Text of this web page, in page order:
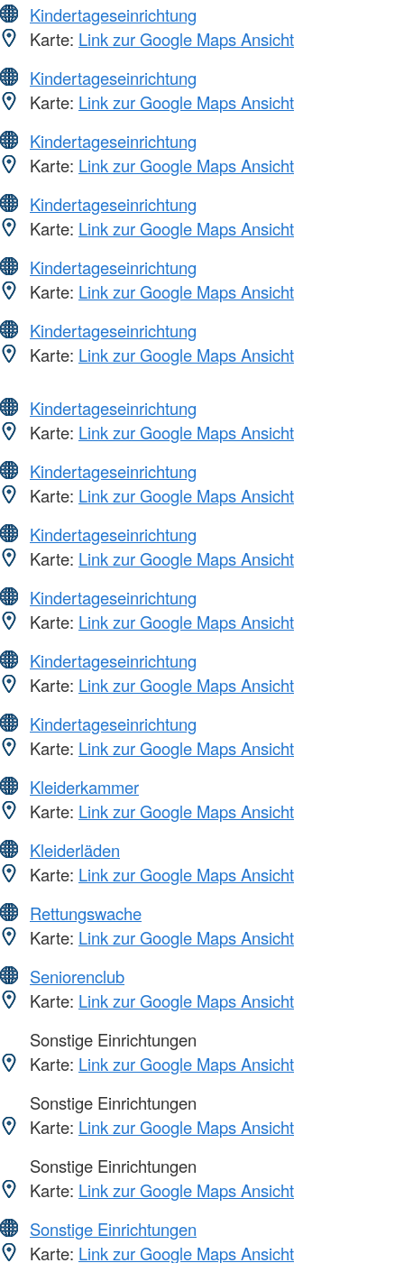
Kindertageseinrichtung
Karte: Link zur Google Maps Ansicht
Kindertageseinrichtung
Karte: Link zur Google Maps Ansicht
Kindertageseinrichtung
Karte: Link zur Google Maps Ansicht
Kindertageseinrichtung
Karte: Link zur Google Maps Ansicht
Kindertageseinrichtung
Karte: Link zur Google Maps Ansicht
Kindertageseinrichtung
Karte: Link zur Google Maps Ansicht
Kindertageseinrichtung
Karte: Link zur Google Maps Ansicht
Kindertageseinrichtung
Karte: Link zur Google Maps Ansicht
Kindertageseinrichtung
Karte: Link zur Google Maps Ansicht
Kindertageseinrichtung
Karte: Link zur Google Maps Ansicht
Kindertageseinrichtung
Karte: Link zur Google Maps Ansicht
Kindertageseinrichtung
Karte: Link zur Google Maps Ansicht
Kleiderkammer
Karte: Link zur Google Maps Ansicht
Kleiderläden
Karte: Link zur Google Maps Ansicht
Rettungswache
Karte: Link zur Google Maps Ansicht
Seniorenclub
Karte: Link zur Google Maps Ansicht
Sonstige Einrichtungen
Karte: Link zur Google Maps Ansicht
Sonstige Einrichtungen
Karte: Link zur Google Maps Ansicht
Sonstige Einrichtungen
Karte: Link zur Google Maps Ansicht
Sonstige Einrichtungen
Karte: Link zur Google Maps Ansicht